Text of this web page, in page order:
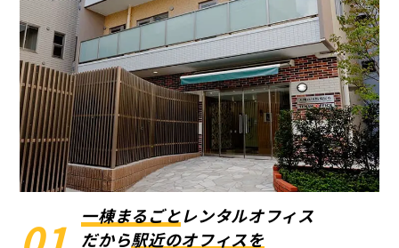
一棟まるごとレンタルオフィス
だから駅近のオフィスを